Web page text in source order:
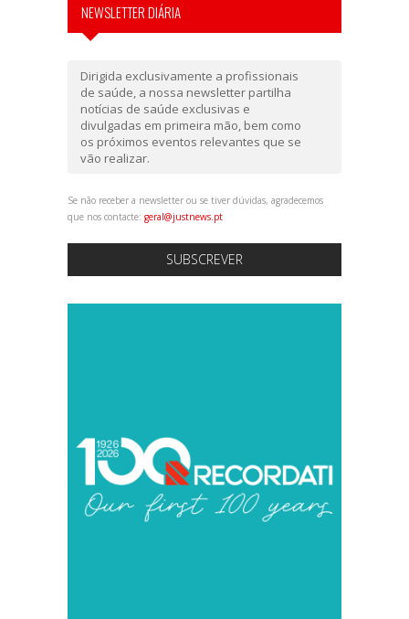
NEWSLETTER DIÁRIA
Dirigida exclusivamente a profissionais
de saúde, a nossa newsletter partilha
notícias de saúde exclusivas e
divulgadas em primeira mão, bem como
os próximos eventos relevantes que se
vão realizar.
Se não receber a newsletter ou se tiver dúvidas, agradecemos
que nos contacte: geral@justnews.pt
SUBSCREVER